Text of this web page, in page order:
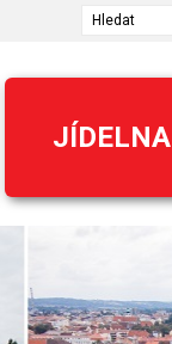
Hledat
JÍDELNA